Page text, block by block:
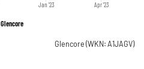
Glencore
Jan '23 Apr '23
Glencore (WKN: A1JAGV)